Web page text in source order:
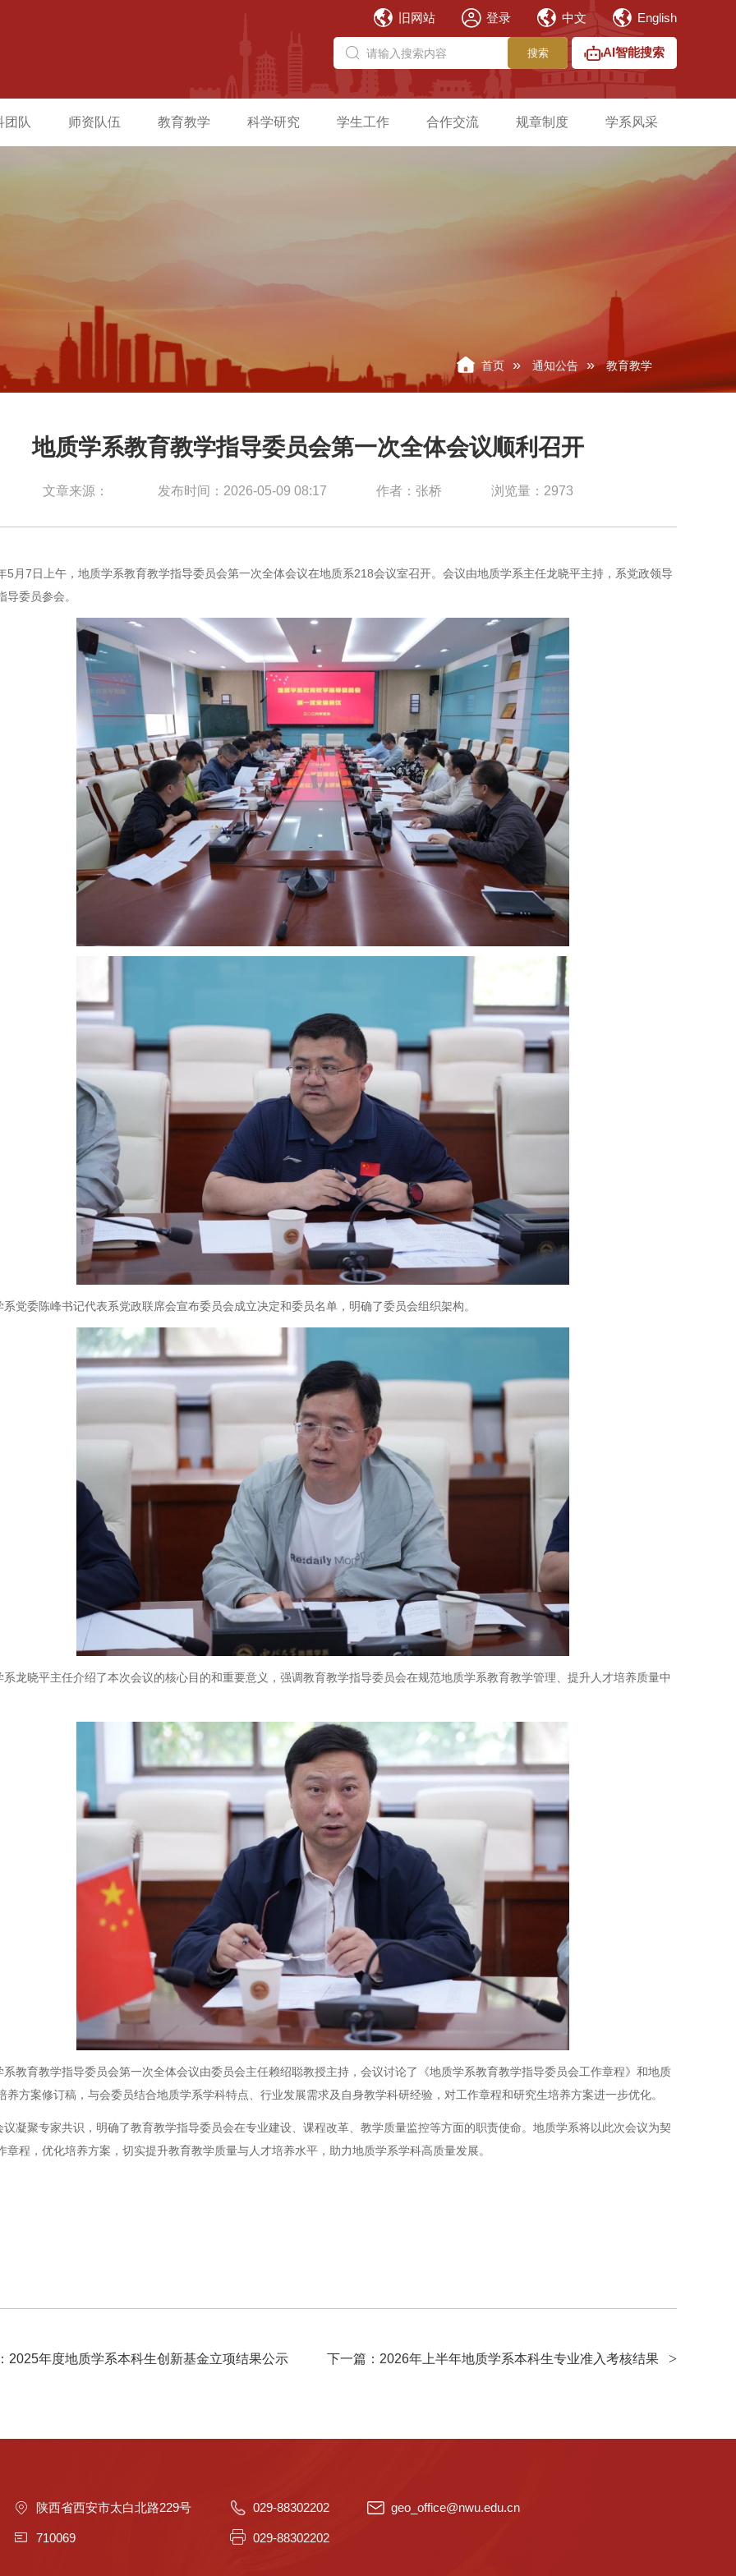
English
中文
登录
旧网站
搜索 AI智能搜索
团队 师资队伍 教育教学 科学研究 学生工作 合作交流 规章制度 学系风采
首页 » 通知公告 » 教育教学
地质学系教育教学指导委员会第一次全体会议顺利召开
文章来源： 发布时间：2026-05-09 08:17 作者：张桥 浏览量： 2973
5 月7日上午，地质学系教育教学指导委员会第一次全体会议在地质系218会议室召开。 会议由地质学系主任龙晓平主持，系党政领导
导委员参会。
系党委陈峰书记代表系党政联席会宣布委员会成立决定和委员名单，明确了委员会组织架构。
系龙晓平主任介绍了本次会议的核心目的和重要意义，强调教育教学指导委员会在规范地质学系教育教学管理、提升人才培养质量中
系教育教学指导委员会第一次全体会议由委员会主任赖绍聪教授主持，会议讨论了 《地质学系教育教学指导委员会工作章程》和地质
养方案修订稿 ，与会委员结合地质学系学科特点、行业发展需求及自身教学科研经验，对工作章程和研究生培养方案进一步优化。
议凝聚专家共识，明确了教育教学指导委员会在专业建设、课程改革、教学质量监控等方面的职责使命。地质学系将以此次会议为契
章程，优化培养方案，切实提升教育教学质量与人才培养水平，助力地质学系学科高质量发展。
2025年度地质学系本科生创新基金立项结果公示 下一篇：2026年上半年地质学系本科生专业准入考核结果
陕西省西安市太白北路229号
710069
029-88302202
029-88302202
geo_office@nwu.edu.cn